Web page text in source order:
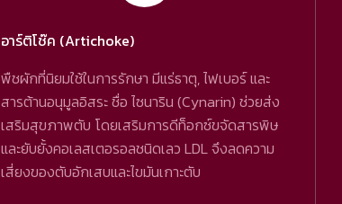
อาร์ติโช๊ค (Artichoke)
พืชผักที่นิยมใช้ในการรักษา มีแร่ธาตุ, ไฟเบอร์ และ
สารต้านอนุมูลอิสระ ชื่อ ไซนาริน (Cynarin) ช่วยส่ง
เสริมสุขภาพตับ โดยเสริมการดีท็อกซ์ขจัดสารพิษ
และยับยั้งคอเลสเตอรอลชนิดเลว LDL จึงลดความ
เสี่ยงของตับอักเสบและไขมันเกาะตับ